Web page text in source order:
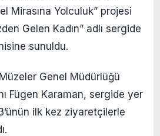
Mirasına Yolculuk” projesi
Gelen Kadın” adlı sergide
sunuldu.
Genel Müdürlüğü
Fügen Karaman, sergide yer
ilk kez ziyaretçilerle